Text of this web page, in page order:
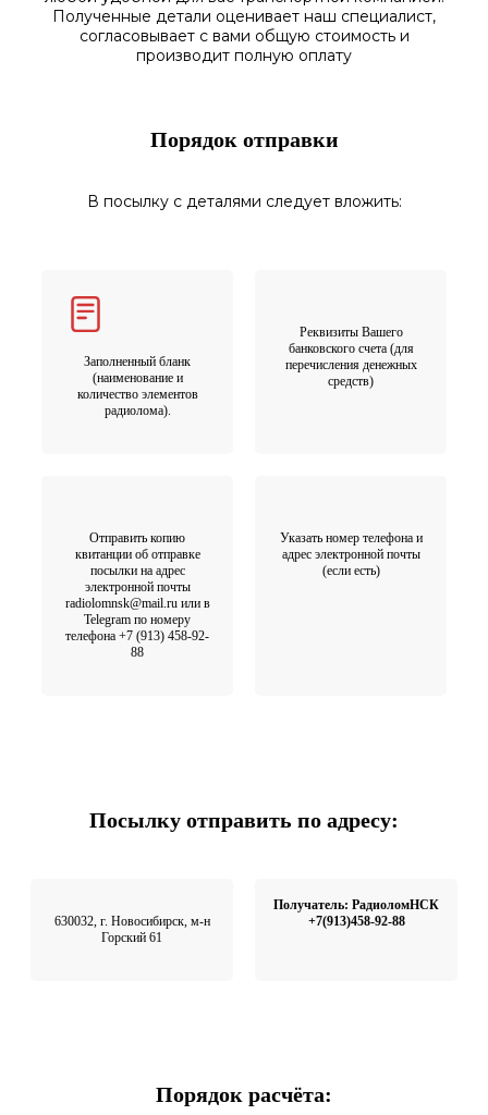
Полученные детали оценивает наш специалист,
согласовываетс вами общую стоимость и
производит полную оплату
Порядок отправки
В посылку с деталями следует вложить:
Заполненный бланк
(наименование и
количество элементов
радиолома).
Реквизиты Вашего
банковского счета (для
перечисления денежных
средств)
Отправить копию
квитанции об отправке
посылки на адрес
электронной почты
radiolomnsk@mail.ru или в
Telegram по номеру
телефона +7 (913) 458-92-
88
Указать номер телефона и
адрес электронной почты
(если есть)
Посылку отправить по адресу:
630032, г. Новосибирск, м-н
Горский 61
Получатель: РадиоломНСК
+7(913)458-92-88
Порядок расчёта: